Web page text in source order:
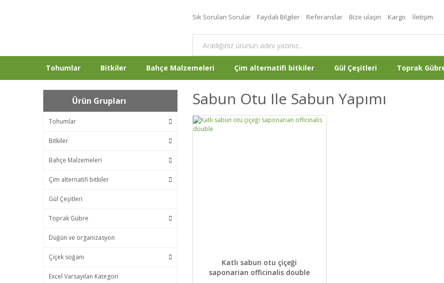
Sık Sorulan Sorular Faydalı Bilgiler Referanslar Bize ulaşın Kargo İletişim
Tohumlar Bitkiler Bahçe Malzemeleri Çim alternatifi bitkiler Gül Çeşitleri Toprak
Ürün Grupları
Tohumlar
Bitkiler
Bahçe Malzemeleri
Çim alternatifi bitkiler
Gül Çeşitleri
Toprak Gübre
Düğün ve organizasyon
Çiçek soğanı
Excel Varsayılan Kategori
Sabun Otu Ile Sabun Yapımı
DETAYLAR GELİNCE HABER VER
Katlı sabun otu çiçeği
saponarian officinalis double